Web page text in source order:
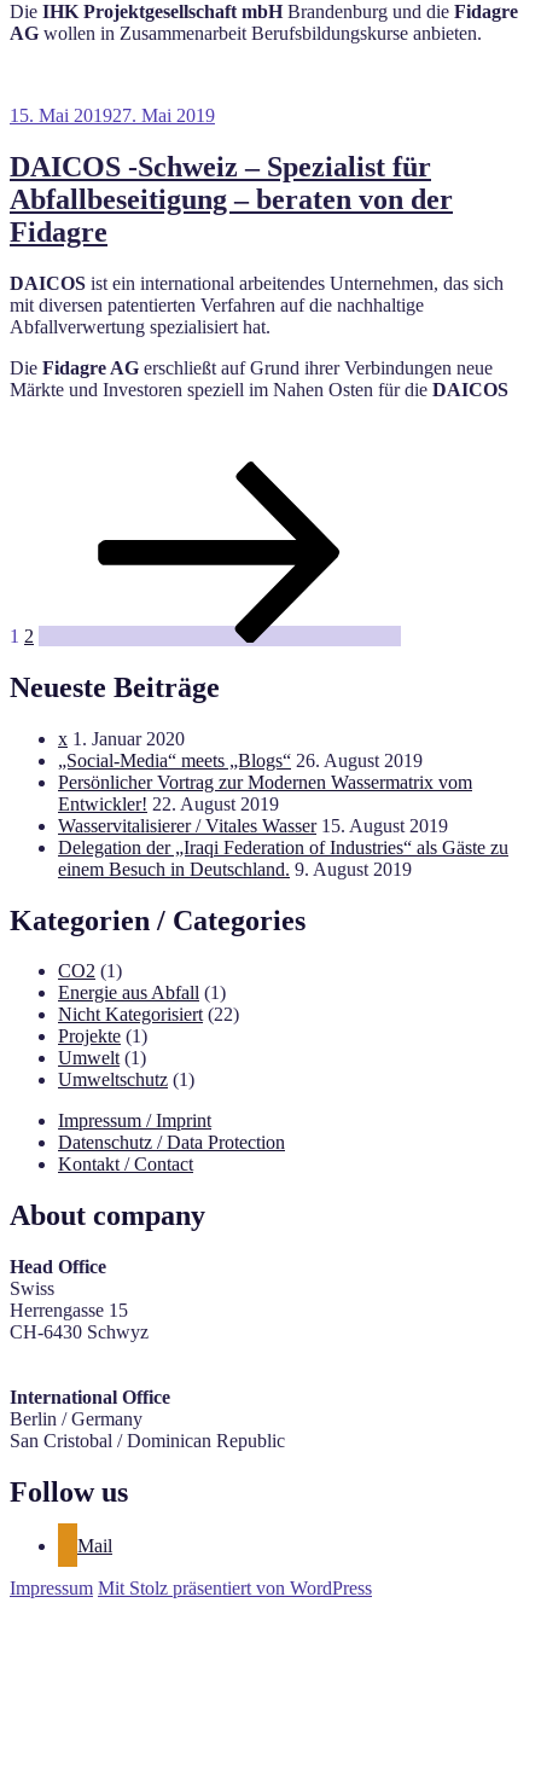
Die IHK Projektgesellschaft mbHBrandenburg und die Fidagre
AG wollen in Zusammenarbeit Berufsbildungskurse anbieten.
Veröffentlicht
15. Mai 201927. Mai 2019
DAICOS -Schweiz – Spezialist für
Abfallbeseitigung – beraten von der
Fidagre
DAICOS ist ein international arbeitendes Unternehmen, das sich
mit diversen patentierten Verfahren auf die nachhaltige
Abfallverwertung spezialisiert hat.
Die Fidagre AG erschließt auf Grund ihrer Verbindungen neue
Märkte und Investoren speziell im Nahen Osten für die DAICOS
Seitennummerierung
Beiträge
1 2
Neueste Beiträge
x 1. Januar 2020
„Social-Media“ meets „Blogs“ 26. August 2019
Persönlicher Vortrag zur Modernen Wassermatrix vom
Entwickler! 22. August 2019
Wasservitalisierer / Vitales Wasser 15. August 2019
Delegation der „Iraqi Federation of Industries“ als Gäste zu
einem Besuch in Deutschland. 9. August 2019
Kategorien / Categories
CO2 (1)
Energie aus Abfall (1)
Nicht Kategorisiert(22)
Projekte (1)
Umwelt(1)
Umweltschutz (1)
Impressum / Imprint
Datenschutz / Data Protection
Kontakt / Contact
About company
Head Office
Swiss
Herrengasse 15
CH-6430 Schwyz
International Office
Berlin / Germany
San Cristobal / Dominican Republic
Follow us
Mail
Impressum Mit Stolz präsentiert von WordPress